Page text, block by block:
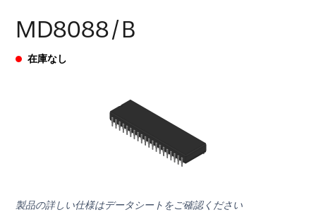
MD8088/B
在庫なし
製品の詳しい仕様はデータシートをご確認ください